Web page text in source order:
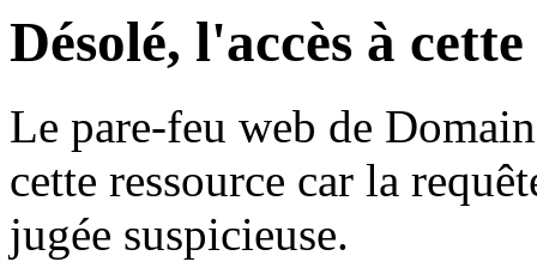
Désolé, l'accès à
Le pare-feu web de
cette ressource car la
jugée suspicieuse.